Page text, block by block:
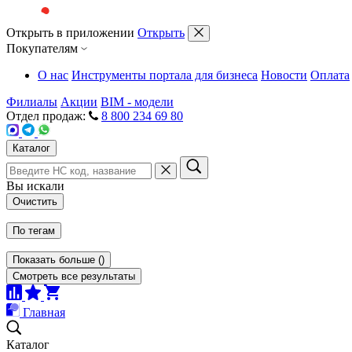
Открыть в приложении Открыть
Покупателям
О нас Инструменты портала для бизнеса Новости Оплата
Филиалы Акции BIM - модели
Отдел продаж:
8 800 234 69 80
Каталог
Вы искали
Очистить
По тегам
Показать больше ()
Смотреть все результаты
Главная
Каталог